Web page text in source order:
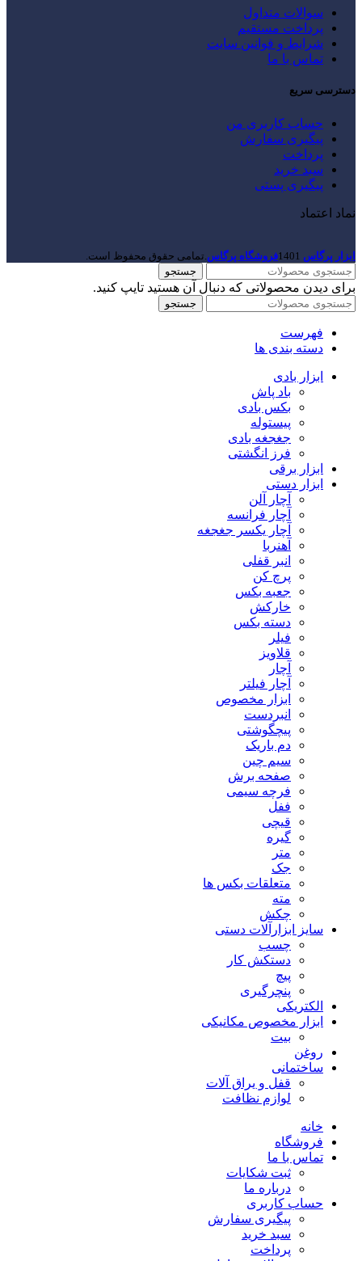
سوالات متداول
پرداخت مستقیم
شرایط و قوانین سایت
تماس با ما
دسترسی سریع
حساب کاربری من
پیگیری سفارش
پرداخت
سبد خرید
پیگیری پستی
نماد اعتماد
ابزار پرگاس 1401فروشگاه پرگاس .تمامی حقوق محفوظ است.
جستجو
برای دیدن محصولاتی که دنبال آن هستید تایپ کنید.
جستجو
فهرست
دسته بندی ها
ابزار بادی
باد پاش
بکس بادی
پیستوله
جغجغه بادی
فرز انگشتی
ابزار برقی
ابزار دستی
آچار آلن
آچار فرانسه
آچار یکسر جغجغه
آهنربا
انبر قفلی
پرچ کن
جعبه بکس
خارکش
دسته بکس
فیلر
قلاویز
آچار
آچار فیلتر
ابزار مخصوص
انبردست
پیچگوشتی
دم باریک
سیم چین
صفحه برش
فرچه سیمی
ففل
قیچی
گیره
متر
جک
متعلقات بکس ها
مته
چکش
سایز ابزارآلات دستی
چسب
دستکش کار
پیچ
پنچرگیری
الکتریکی
ابزار مخصوص مکانیکی
بیت
روغن
ساختمانی
قفل و یراق آلات
لوازم نظافت
خانه
فروشگاه
تماس با ما
ثبت شکایات
درباره ما
حساب کاربری
پیگیری سفارش
سبد خرید
پرداخت